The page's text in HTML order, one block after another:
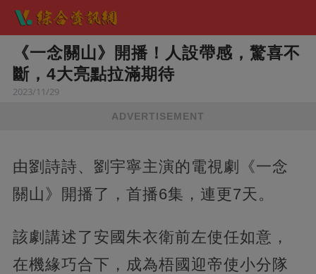
《一念關山》開播！人設帶感，驚喜不
斷，4大亮點拉滿期待
2023/11/29
ADVERTISEMENT
由劉詩詩、劉宇寧主演的電視劇《一念
關山》開播了，首播6集，連更7天。
該劇講述了安國朱衣衛前左使任如意，
在機緣巧合下，成為梧國迎帝使小分隊